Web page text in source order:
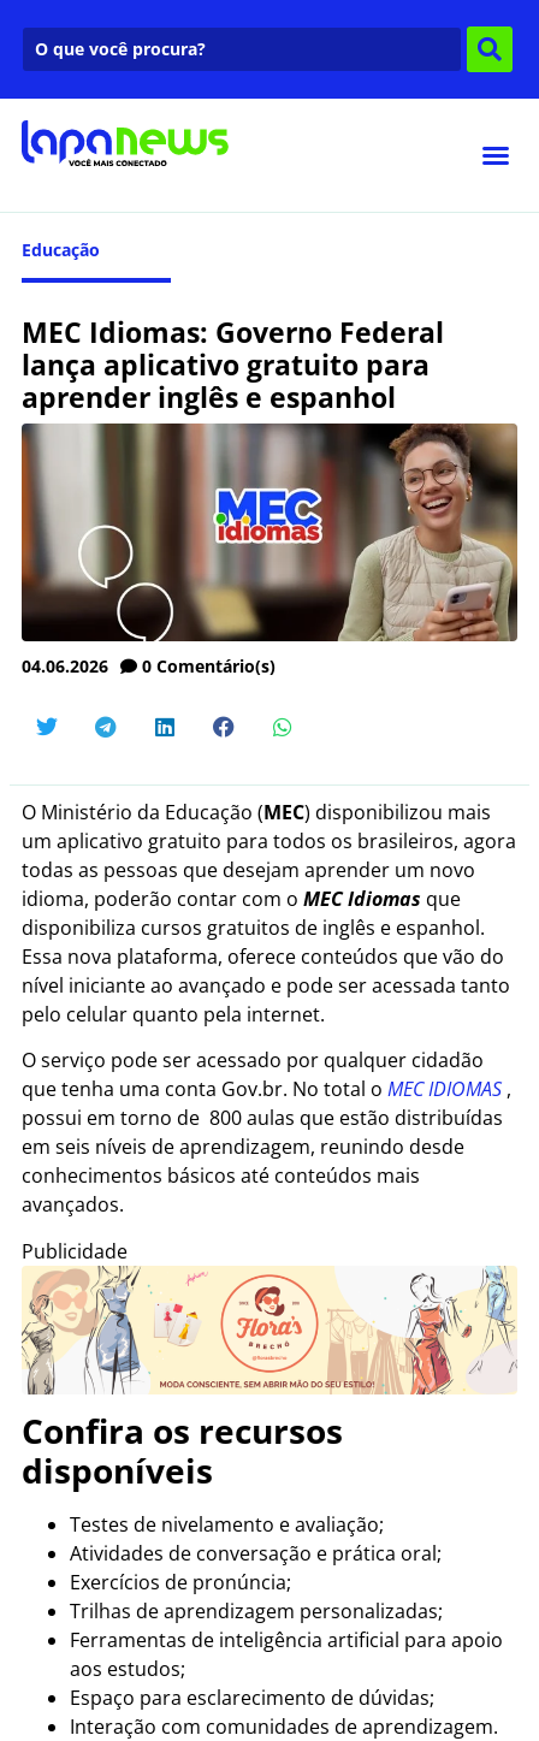
Educação
MEC Idiomas: Governo Federal
lança aplicativo gratuito para
aprender inglês e espanhol
04.06.2026 0 Comentário(s)
O Ministério da Educação (MEC) disponibilizou mais
um aplicativo gratuito para todos os brasileiros, agora
todas as pessoas que desejam aprender um novo
idioma, poderão contar com o MEC Idiomas que
disponibiliza cursos gratuitos de inglês e espanhol.
Essa nova plataforma, oferece conteúdos que vão do
nível iniciante ao avançado e pode ser acessada tanto
pelo celular quanto pela internet.
O serviço pode ser acessado por qualquer cidadão
que tenha uma conta Gov.br. No total o MEC IDIOMAS ,
possui em torno de 800 aulas que estão distribuídas
em seis níveis de aprendizagem, reunindo desde
conhecimentos básicos até conteúdos mais
avançados.
Publicidade
Confira os recursos
disponíveis
Testes de nivelamento e avaliação;
Atividades de conversação e prática oral;
Exercícios de pronúncia;
Trilhas de aprendizagem personalizadas;
Ferramentas de inteligência artificial para apoio
aos estudos;
Espaço para esclarecimento de dúvidas;
Interação com comunidades de aprendizagem.